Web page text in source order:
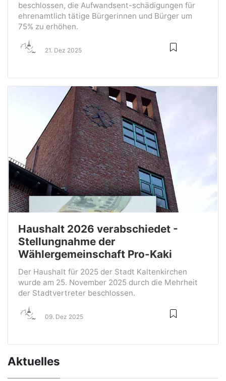
beschlossen, die Aufwandsent-schädigungen für
ehrenamtlich tätige Bürgerinnen und Bürger um
75% zu erhöhen.
21. Dez 2025
Haushalt 2026 verabschiedet -
Stellungnahme der
Wählergemeinschaft Pro-Kaki
Der Haushalt für 2025 der Stadt Kaltenkirchen
wurde am 25. November 2025 durch die Mehrheit
der Stadtvertreter beschlossen.
09. Dez 2025
Aktuelles